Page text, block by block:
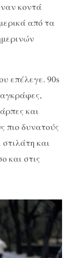
κοντά
από τα
επέλεγε. 90s
και
πιο δυνατούς
και
και στις